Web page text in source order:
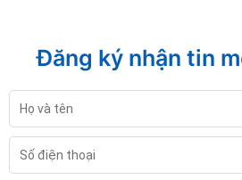
Đăng ký nhận tin
Họ
và
tênSố
điện